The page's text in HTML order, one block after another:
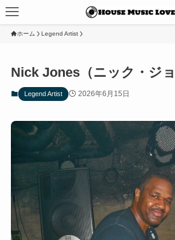
ホーム Legend Artist
Nick Jones（ニック・ジョ
Legend Artist 2026年6月15日